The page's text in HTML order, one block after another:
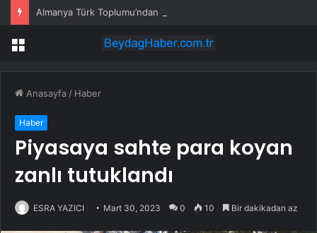
Menü
Anasayfa / Haber
Haber
Piyasaya sahte para koyan
zanlı tutuklandı
ESRA YAZICI Mart 30, 2023 0 10 Bir dakikadan az